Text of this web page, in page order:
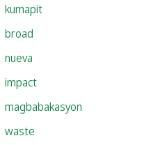
kumapit
broad
nueva
impact
magbabakasyon
waste